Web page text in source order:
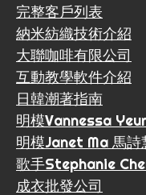
完整客戶列表
納米紡織技術介紹
大聯咖啡有限公司
互動教學軟件介紹
日韓潮著指南
明模Vannessa
明模Janet Ma 馬詩
歌手Stephanie
成衣批發公司